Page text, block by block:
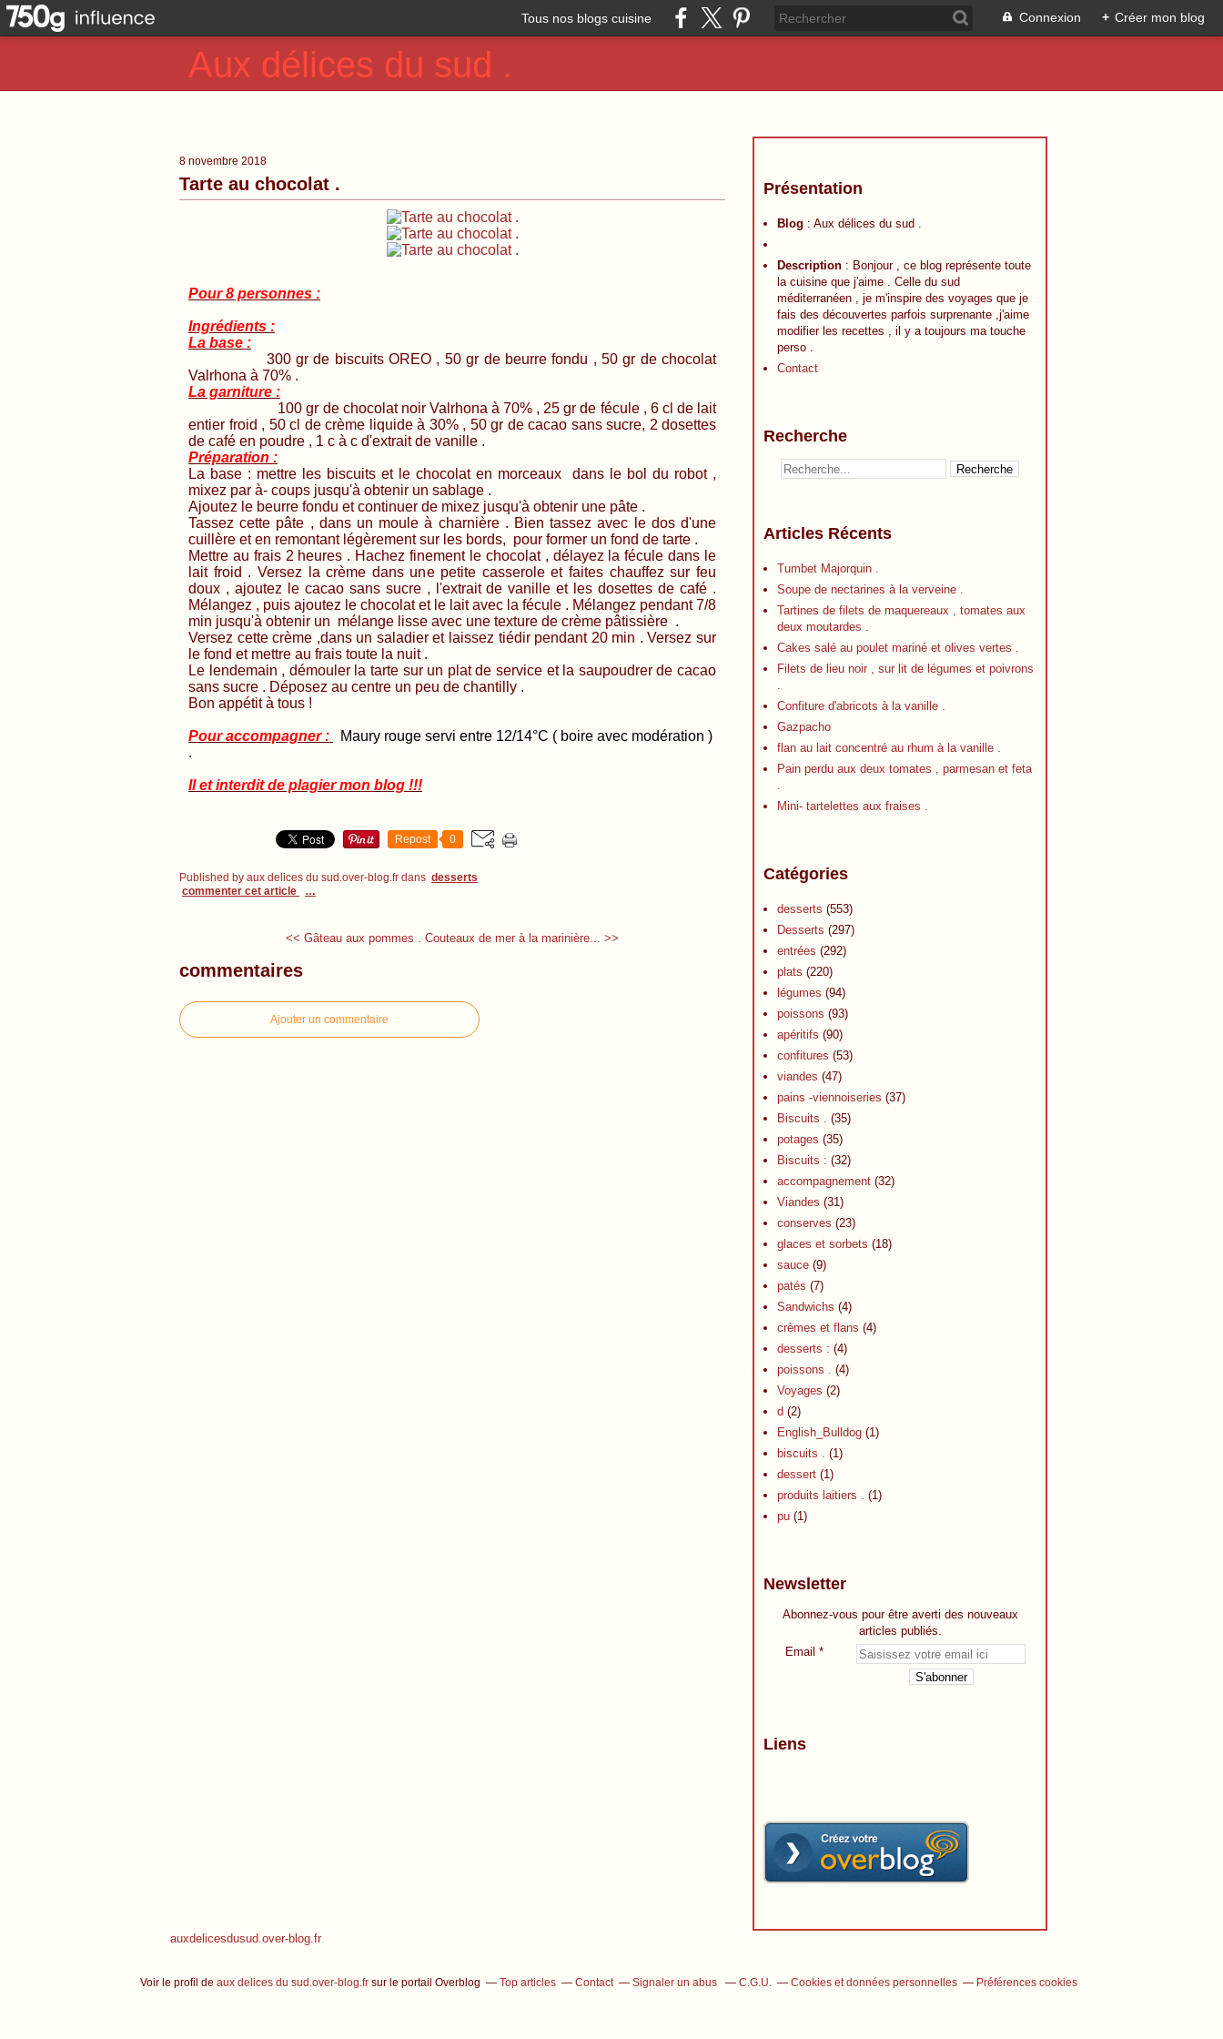
Tous nos blogs cuisine Connexion + Créer mon blog
Aux délices du sud .
8 novembre 2018
Tarte au chocolat .
Pour 8 personnes :
Ingrédients :
La base :
300 gr de biscuits OREO , 50 gr de beurre fondu , 50 gr de chocolat
Valrhona à 70% .
La garniture :
100 gr de chocolat noir Valrhona à 70% , 25 gr de fécule , 6 cl de lait
entier froid , 50 cl de crème liquide à 30% , 50 gr de cacao sans sucre, 2 dosettes
de café en poudre , 1 c à c d'extrait de vanille .
Préparation :
La base : mettre les biscuits et le chocolat en morceaux dans le bol du robot ,
mixez par à- coups jusqu'à obtenir un sablage .
Ajoutez le beurre fondu et continuer de mixez jusqu'à obtenir une pâte .
Tassez cette pâte , dans un moule à charnière . Bien tassez avec le dos d'une
cuillère et en remontant légèrement sur les bords, pour former un fond de tarte .
Mettre au frais 2 heures . Hachez finement le chocolat , délayez la fécule dans le
lait froid . Versez la crème dans une petite casserole et faites chauffez sur feu
doux , ajoutez le cacao sans sucre , l'extrait de vanille et les dosettes de café .
Mélangez , puis ajoutez le chocolat et le lait avec la fécule . Mélangez pendant 7/8
min jusqu'à obtenir un mélange lisse avec une texture de crème pâtissière .
Versez cette crème ,dans un saladier et laissez tiédir pendant 20 min . Versez sur
le fond et mettre au frais toute la nuit .
Le lendemain , démouler la tarte sur un plat de service et la saupoudrer de cacao
sans sucre . Déposez au centre un peu de chantilly .
Bon appétit à tous !
Pour accompagner :
Maury rouge servi entre 12/14°C ( boire avec modération )
.
Il et interdit de plagier mon blog !!!
Repost 0
Published by aux delices du sud.over-blog.fr dans desserts
commenter cet article
…
<< Gâteau aux pommes . Couteaux de mer à la marinière... >>
commentaires
Ajouter un commentaire
Présentation
Blog : Aux délices du sud .
Description : Bonjour , ce blog représente toute
la cuisine que j'aime . Celle du sud
méditerranéen , je m'inspire des voyages que je
fais des découvertes parfois surprenante ,j'aime
modifier les recettes , il y a toujours ma touche
perso .
Contact
Recherche
Articles Récents
Tumbet Majorquin .
Soupe de nectarines à la verveine .
Tartines de filets de maquereaux , tomates aux
deux moutardes .
Cakes salé au poulet mariné et olives vertes .
Filets de lieu noir , sur lit de légumes et poivrons
.
Confiture d'abricots à la vanille .
Gazpacho
flan au lait concentré au rhum à la vanille .
Pain perdu aux deux tomates , parmesan et feta
.
Mini- tartelettes aux fraises .
Catégories
desserts (553)
Desserts (297)
entrées (292)
plats (220)
légumes (94)
poissons (93)
apéritifs (90)
confitures (53)
viandes (47)
pains -viennoiseries (37)
Biscuits . (35)
potages (35)
Biscuits : (32)
accompagnement (32)
Viandes (31)
conserves (23)
glaces et sorbets (18)
sauce (9)
patés (7)
Sandwichs (4)
crèmes et flans (4)
desserts : (4)
poissons . (4)
Voyages (2)
d (2)
English_Bulldog (1)
biscuits . (1)
dessert (1)
produits laitiers . (1)
pu (1)
Newsletter
Abonnez-vous pour être averti des nouveaux
articles publiés.
Email
Liens
auxdelicesdusud.over-blog.fr
Voir le profil de aux delices du sud.over-blog.fr sur le portail Overblog Top articles Contact Signaler un abus C.G.U. Cookies et données personnelles Préférences cookies